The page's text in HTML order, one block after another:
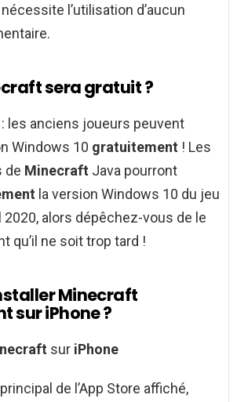
l’utilisation d’aucun
sera gratuit ?
: les anciens joueurs peuvent
Windows 10 gratuitement ! Les
de Minecraft Java pourront
la version Windows 10 du jeu
2020, alors dépêchez-vous de le
qu’il ne soit trop tard !
Minecraft
sur iPhone ?
sur iPhone
de l’App Store affiché,